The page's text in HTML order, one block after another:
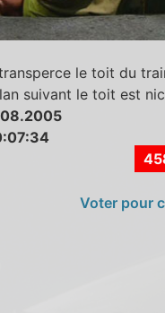
le toit du
suivant le toit est
Voter pour